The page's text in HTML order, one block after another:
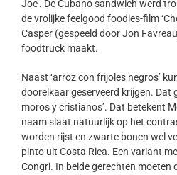
Joe’. De Cubano sandwich werd
de vrolijke feelgood foodies-film
Casper (gespeeld door Jon
foodtruck maakt.
Naast ‘arroz con frijoles negros’
doorelkaar geserveerd krijgen. Dat
moros y cristianos’. Dat betekent
naam slaat natuurlijk op het
worden rijst en zwarte bonen wel
pinto uit Costa Rica. Een variant
Congri. In beide gerechten moeten